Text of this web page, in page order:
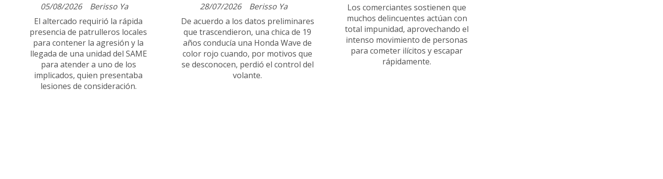
Berisso Ya
05/08/2026
El altercado requirió la rápida
presencia de patrulleros locales
para contener la agresión y la
llegada de una unidad del SAME
para atender a uno de los
implicados, quien presentaba
lesiones de consideración.
Berisso Ya
28/07/2026
De acuerdo a los datos preliminares
que trascendieron, una chica de 19
años conducía una Honda Wave de
color rojo cuando, por motivos que
se desconocen, perdió el control del
volante.
Los comerciantes sostienen que
muchos delincuentes actúan con
total impunidad, aprovechando el
intenso movimiento de personas
para cometer ilícitos y escapar
rápidamente.